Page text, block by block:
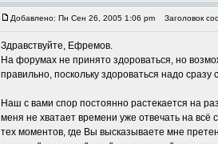
Добавлено: Пн Сен 26, 2005 1:06 pm Заголовок
Здравствуйте, Ефремов.
На форумах не принято здороваться, но
правильно, поскольку здороваться надо
Наш с вами спор постоянно растекается на
меня не хватает времени уже отвечать на всё
тех моментов, где Вы высказываете мне